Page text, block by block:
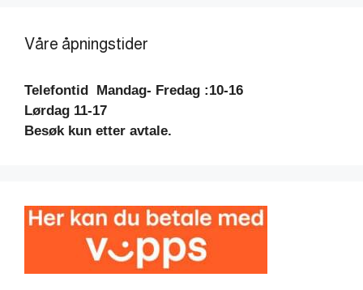
Våre åpningstider
Telefontid Mandag- Fredag :10-16
Lørdag 11-17
Besøk kun etter avtale.